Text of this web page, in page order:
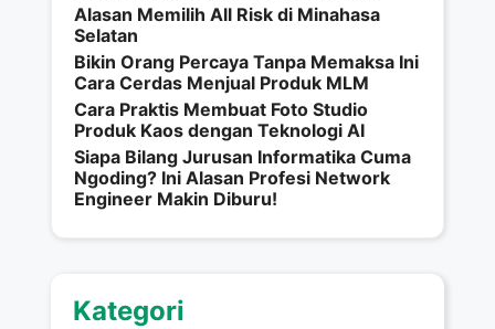
Alasan Memilih All Risk di Minahasa
Selatan
Bikin Orang Percaya Tanpa Memaksa Ini
Cara Cerdas Menjual Produk MLM
Cara Praktis Membuat Foto Studio
Produk Kaos dengan Teknologi AI
Siapa Bilang Jurusan Informatika Cuma
Ngoding? Ini Alasan Profesi Network
Engineer Makin Diburu!
Kategori